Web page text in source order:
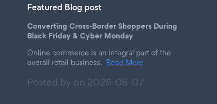
Featured Blog post
Converting Cross-Border Shoppers During
Black Friday & Cyber Monday
Online commerce is an integral part of the
overall retail business. Read More
Posted by on 2026-08-07